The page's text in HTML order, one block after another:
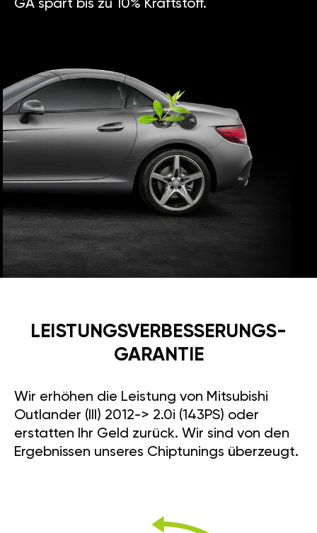
GA spart bis zu 10% Kraftstoff.
LEISTUNGSVERBESSE­RUNGS­
GARANTIE
Wir erhöhen die Leistung von Mitsubishi
Outlander (III) 2012-> 2.0i (143PS) oder
erstatten Ihr Geld zurück. Wir sind von den
Ergebnissen unseres Chiptunings überzeugt.